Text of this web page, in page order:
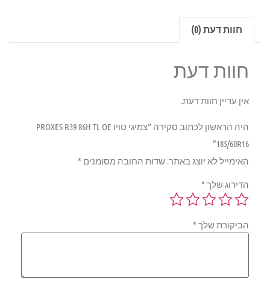
חוות דעת (0)
חוות דעת
אין עדיין חוות דעת.
היה הראשון לכתוב סקירה “צמיגי טויו PROXES R39 86H TL OE
185/60R16”
האימייל לא יוצג באתר. שדות החובה מסומנים*
הדירוג שלך*
הביקורת שלך*